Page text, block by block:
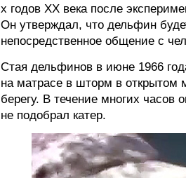
х годов XX века после
Он утверждал, что дельфин
непосредственное общение с
Стая дельфинов в июне 1966
на матрасе в шторм в открытом
берегу. В течение многих часов
не подобрал катер.